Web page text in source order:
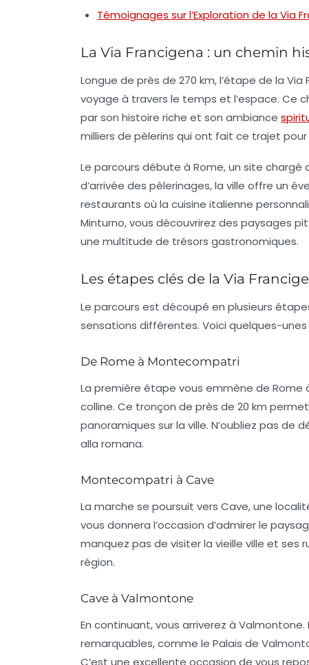
Témoignages sur l’Exploration de la Via
La Via Francigena : un chemin
Longue de près de 270 km, l’étape de la
voyage à travers le temps et l’espace. Ce
par son histoire riche et son ambiance
milliers de pèlerins qui ont fait ce trajet
Le parcours débute à Rome, un site
d’arrivée des pèlerinages, la ville offre un
restaurants où la cuisine italienne
Minturno, vous découvrirez des paysages
une multitude de trésors gastronomiques.
Les étapes clés de la Via
Le parcours est découpé en plusieurs
sensations différentes. Voici quelques-unes
De Rome à Montecompatri
La première étape vous emmène de
colline. Ce tronçon de près de 20 km permet
panoramiques sur la ville. N’oubliez pas
alla romana.
Montecompatri à Cave
La marche se poursuit vers Cave, une
vous donnera l’occasion d’admirer le
manquez pas de visiter la vieille ville et
région.
Cave à Valmontone
En continuant, vous arriverez à
remarquables, comme le Palais de
C’est une excellente occasion de vous